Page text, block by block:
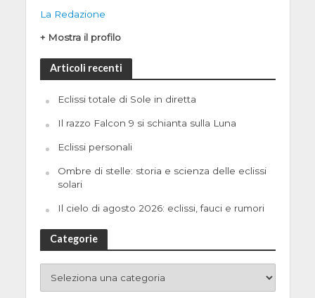
La Redazione
+ Mostra il profilo
Articoli recenti
Eclissi totale di Sole in diretta
Il razzo Falcon 9 si schianta sulla Luna
Eclissi personali
Ombre di stelle: storia e scienza delle eclissi
solari
Il cielo di agosto 2026: eclissi, fauci e rumori
Categorie